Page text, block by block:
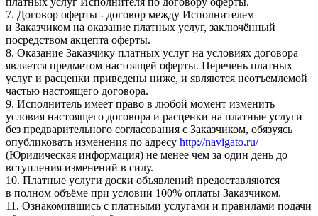
7. Договор оферты - договор между Исполнителем
и Заказчиком на оказание платных услуг, заключённый
посредством акцепта оферты.
8. Оказание Заказчику платных услуг на условиях договора
является предметом настоящей оферты. Перечень платных
услуг и расценки приведены ниже, и являются неотъемлемой
частью настоящего договора.
9. Исполнитель имеет право в любой момент изменить
условия настоящего договора и расценки на платные услуги
без предварительного согласования с Заказчиком, обязуясь
опубликовать изменения по адресу http://navigato.ru/
(Юридическая информация) не менее чем за один день до
вступления изменений в силу.
10. Платные услуги доски объявлений предоставляются
в полном объёме при условии 100% оплаты Заказчиком.
11. Ознакомившись с платными услугами и правилами подачи